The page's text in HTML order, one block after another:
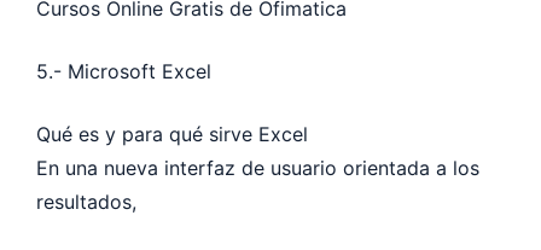
Cursos Online Gratis de Ofimatica
5.- Microsoft Excel
Qué es y para qué sirve Excel
En una nueva interfaz de usuario orientada a los
resultados,